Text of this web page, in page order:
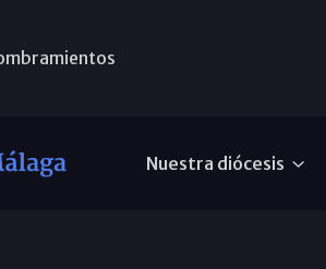
Nuestra diócesis